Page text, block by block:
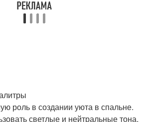
роль в создании уюта в спальне.
светлые и нейтральные тона,